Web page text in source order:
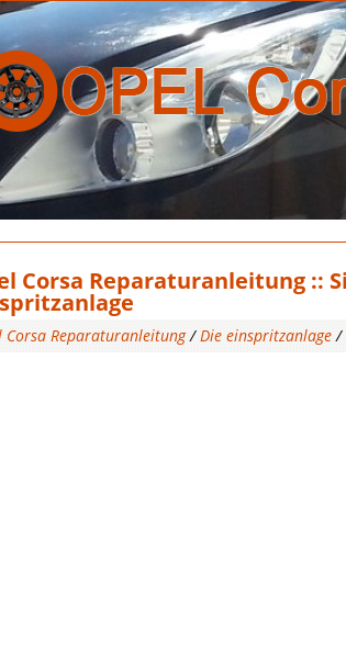
Corsa Reparaturanleitung ::
Corsa Reparaturanleitung/Die einspritzanlage/